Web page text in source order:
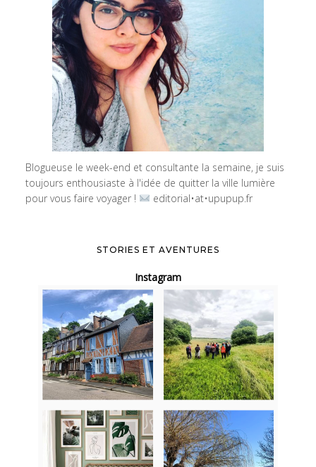
Blogueuse le week-end et consultante la semaine, je suis
toujours enthousiaste à l'idée de quitter la ville lumière
pour vous faire voyager !
editorial•at•upupup.fr
STORIES ET AVENTURES
Instagram